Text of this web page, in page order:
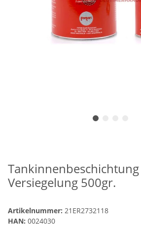
Versiegelung 500gr.
Artikelnummer: 21ER2732118
HAN: 0024030